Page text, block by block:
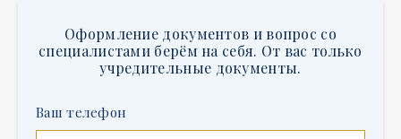
Оформление документов и вопрос со
специалистами берём на себя. От вас только
учредительные документы.
Ваш телефон